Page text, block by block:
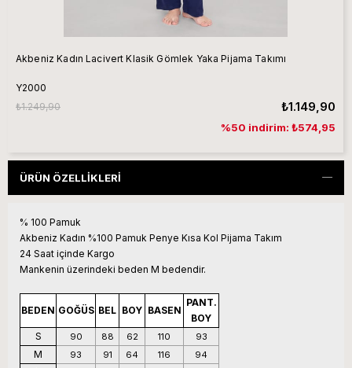
Akbeniz Kadın Lacivert Klasik Gömlek Yaka Pijama Takımı
Y2000
₺1.149,90
₺1.249,90
%50 indirim: ₺574,95
ÜRÜN ÖZELLIKLERI
% 100 Pamuk
Akbeniz Kadın %100 Pamuk Penye Kısa Kol Pijama Takım
24 Saat içinde Kargo
Mankenin üzerindeki beden M bedendir.
BEDEN GOĞÜS BEL BOY BASEN
PANT.
BOY
S
90 88 62 110 93
M 93 91 64 116 94